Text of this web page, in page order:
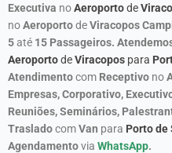
Executiva noAeroportode
noAeroportodeViracopos
5até 15 Passageiros.
AeroportodeViracopos para
Atendimentocom Receptivo no
Empresas, Corporativo,
Reuniões, Seminários,
TrasladocomVan para Porto de
Agendamentovia WhatsApp.